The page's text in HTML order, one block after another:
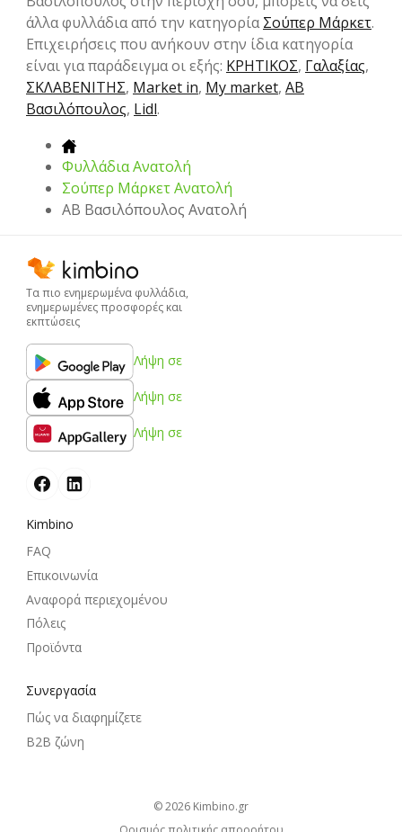
άλλα φυλλάδια από την κατηγορίαΣούπερ Μάρκετ.
Επιχειρήσεις που ανήκουν στην ίδια κατηγορία
είναι για παράδειγμα οι εξής: ΚΡΗΤΙΚΟΣ, Γαλαξίας,
ΣΚΛΑΒΕΝΙΤΗΣ, Market in, My market, ΑΒ
Βασιλόπουλος, Lidl.
Φυλλάδια Ανατολή
Σούπερ Μάρκετ Ανατολή
ΑΒ Βασιλόπουλος Ανατολή
Τα πιο ενημερωμένα φυλλάδια,
ενημερωμένες προσφορές και
εκπτώσεις
Λήψη σε
Λήψη σε
Λήψη σε
Kimbino
FAQ
Επικοινωνία
Αναφορά περιεχομένου
Πόλεις
Προϊόντα
Συνεργασία
Πώς να διαφημίζετε
B2B ζώνη
© 2026
kimbino.gr